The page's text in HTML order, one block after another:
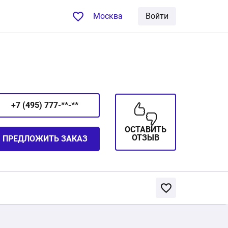
Москва Войти
+7 (495) 777-**-**
ПРЕДЛОЖИТЬ ЗАКАЗ
ОСТАВИТЬ
ОТЗЫВ